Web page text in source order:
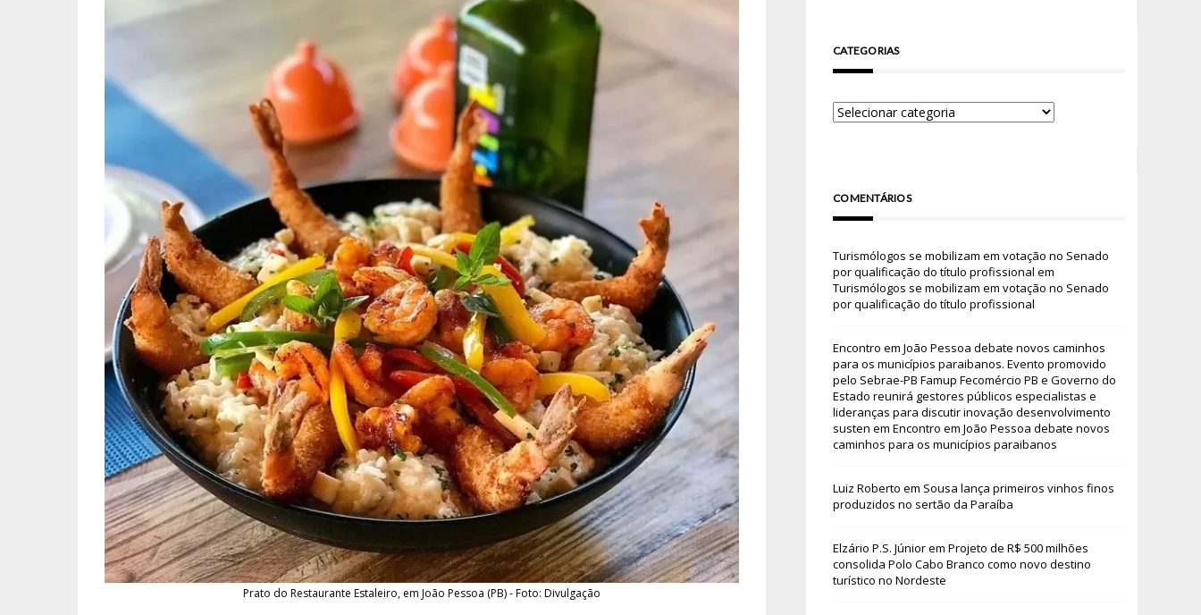
Prato do Restaurante Estaleiro, em João Pessoa (PB) - Foto: Divulgação
CATEGORIAS
COMENTÁRIOS
Turismólogos se mobilizam em votação no Senado
por qualificação do título profissional em
Turismólogos se mobilizam em votação no Senado
por qualificação do título profissional
Encontro em João Pessoa debate novos caminhos
para os municípios paraibanos. Evento promovido
pelo Sebrae-PB Famup Fecomércio PB e Governo do
Estado reunirá gestores públicos especialistas e
lideranças para discutir inovação desenvolvimento
susten em Encontro em João Pessoa debate novos
caminhos para os municípios paraibanos
Luiz Roberto em Sousa lança primeiros vinhos finos
produzidos no sertão da Paraíba
Elzário P.S. Júniorem Projeto de R$ 500 milhões
consolida Polo Cabo Branco como novo destino
turístico no Nordeste